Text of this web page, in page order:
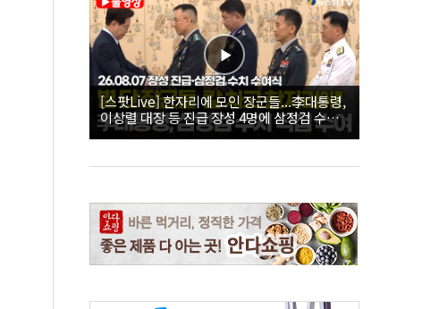
[스팟Live] 한자리에 모인 장군들...李대통령,
이상렬 대장 등 진급 장성 4명에 삼정검 수치
직접 수여｜26.08.07 장성 진급·삼정검 수치